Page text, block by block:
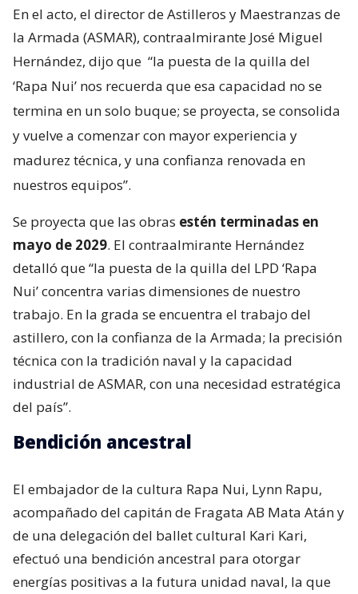
En el acto, el director de Astilleros y Maestranzas de
la Armada (ASMAR), contraalmirante José Miguel
Hernández, dijo que “la puesta de la quilla del
‘Rapa Nui’ nos recuerda que esa capacidad no se
termina en un solo buque; se proyecta, se consolida
y vuelve a comenzar con mayor experiencia y
madurez técnica, y una confianza renovada en
nuestros equipos”.
Se proyecta que las obras estén terminadas en
mayo de 2029. El contraalmirante Hernández
detalló que “la puesta de la quilla del LPD ‘Rapa
Nui’ concentra varias dimensiones de nuestro
trabajo. En la grada se encuentra el trabajo del
astillero, con la confianza de la Armada; la precisión
técnica con la tradición naval y la capacidad
industrial de ASMAR, con una necesidad estratégica
del país”.
Bendición ancestral
El embajador de la cultura Rapa Nui, Lynn Rapu,
acompañado del capitán de Fragata AB Mata Atán y
de una delegación del ballet cultural Kari Kari,
efectuó una bendición ancestral para otorgar
energías positivas a la futura unidad naval, la que